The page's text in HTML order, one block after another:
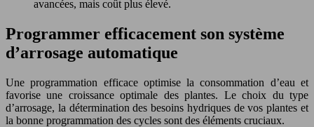
avancées, mais coût plus élevé.
Programmer efficacement son système
d’arrosage automatique
Une programmation efficace optimise la consommation d’eau et
favorise une croissance optimale des plantes. Le choix du type
d’arrosage, la détermination des besoins hydriques de vos plantes et
la bonne programmation des cycles sont des éléments cruciaux.